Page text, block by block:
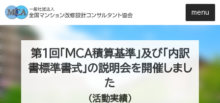
第1回「MCA積算基準」及び「内訳
書標準書式」の説明会を開催しまし
た
（活動実績）